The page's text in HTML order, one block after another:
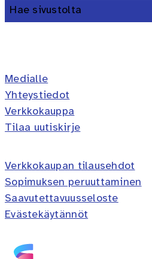
Medialle
Yhteystiedot
Verkkokauppa
Tilaa uutiskirje
Verkkokaupan tilausehdot
Sopimuksen peruuttaminen
Saavutettavuusseloste
Evästekäytännöt
Etsi